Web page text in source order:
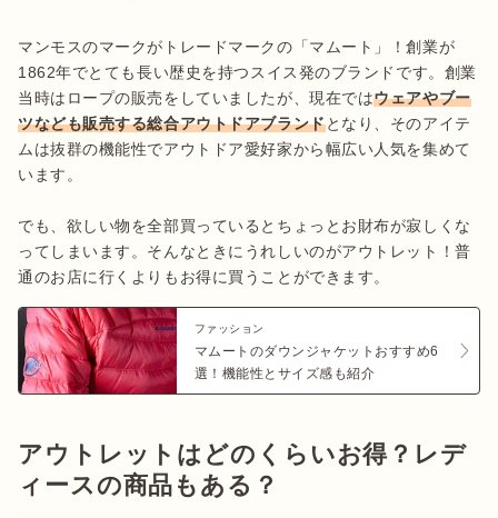
マンモスのマークがトレードマークの「マムート」！創業が
1862年でとても長い歴史を持つスイス発のブランドです。創業
当時はロープの販売をしていましたが、現在ではウェアやブー
ツなども販売する総合アウトドアブランドとなり、そのアイテ
ムは抜群の機能性でアウトドア愛好家から幅広い人気を集めて
います。
でも、欲しい物を全部買っているとちょっとお財布が寂しくな
ってしまいます。そんなときにうれしいのがアウトレット！普
通のお店に行くよりもお得に買うことができます。
ファッション
マムートのダウンジャケットおすすめ6
選！機能性とサイズ感も紹介
アウトレットはどのくらいお得？レデ
ィースの商品もある？